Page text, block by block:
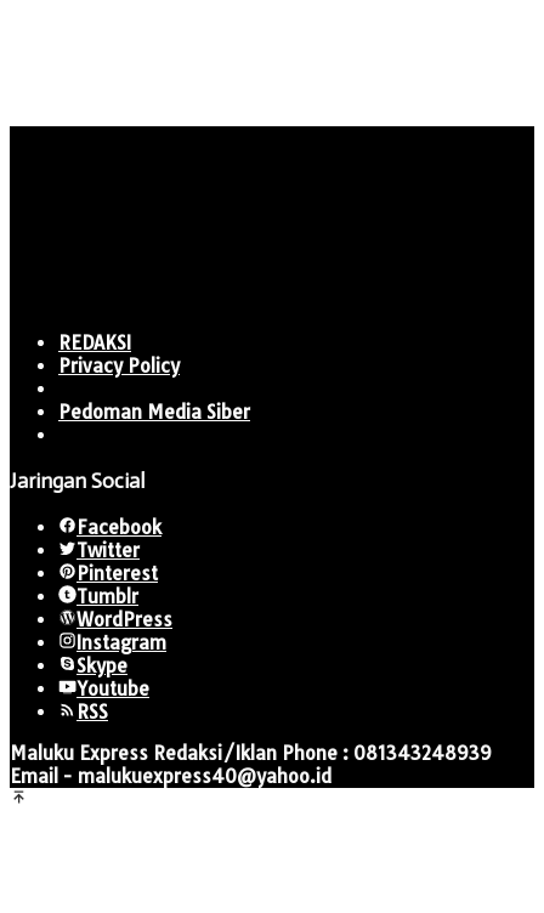
REDAKSI
Privacy Policy
Pedoman Media Siber
Jaringan Social
Facebook
Twitter
Pinterest
Tumblr
WordPress
Instagram
Skype
Youtube
RSS
Maluku Express Redaksi/Iklan Phone : 081343248939
Email - malukuexpress40@yahoo.id